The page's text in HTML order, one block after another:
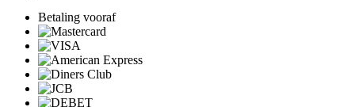
Betaling vooraf